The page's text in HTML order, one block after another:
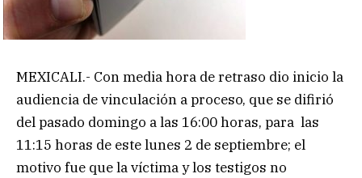
MEXICALI.- Con media hora de retraso dio inicio la
audiencia de vinculación a proceso, que se difirió
del pasado domingo a las 16:00 horas, para las
11:15 horas de este lunes 2 de septiembre; el
motivo fue que la víctima y los testigos no